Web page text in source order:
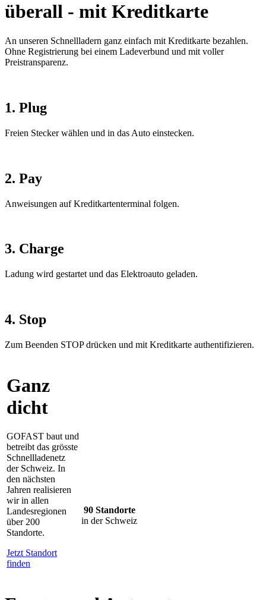
überall - mit Kreditkarte
An unseren Schnellladern ganz einfach mit Kreditkarte bezahlen.
Ohne Registrierung bei einem Ladeverbund und mit voller
Preistransparenz.
1. Plug
Freien Stecker wählen und in das Auto einstecken.
2. Pay
Anweisungen auf Kreditkartenterminal folgen.
3. Charge
Ladung wird gestartet und das Elektroauto geladen.
4. Stop
Zum Beenden STOP drücken und mit Kreditkarte authentifizieren.
Ganz
dicht
GOFAST baut und
betreibt das grösste
Schnellladenetz
der Schweiz. In
den nächsten
Jahren realisieren
wir in allen
Landesregionen
über 200
Standorte.
Jetzt Standort
finden
90 Standorte
in der Schweiz